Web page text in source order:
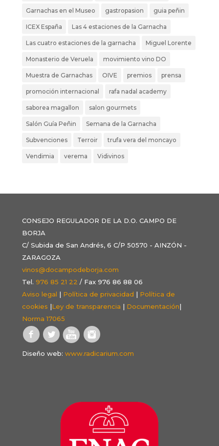
Garnachas en el Museo gastropasion guia peñin
ICEX España Las 4 estaciones de la Garnacha
Las cuatro estaciones de la garnacha Miguel Lorente
Monasterio de Veruela movimiento vino DO
Muestra de Garnachas OIVE premios prensa
promoción internacional rafa nadal academy
saborea magallon salon gourmets
Salón Guía Peñin Semana de la Garnacha
Subvenciones Terroir trufa vera del moncayo
Vendimia verema Vidivinos
CONSEJO REGULADOR DE LA D.O. CAMPO DE
BORJA
C/ Subida de San Andrés, 6 C/P 50570 - AINZÓN -
ZARAGOZA
vinos@docampodeborja.com
Tel. 976 85 21 22 / Fax 976 86 88 06
Aviso legal | Política de privacidad | Política de
cookies |Ley de transparencia | Documentación|
Norma 17065
Diseño web: www.radicarium.com